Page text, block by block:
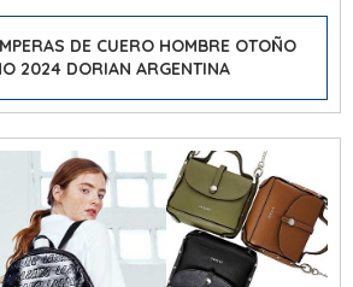
DE CUERO HOMBRE OTOÑO
2024 DORIAN ARGENTINA